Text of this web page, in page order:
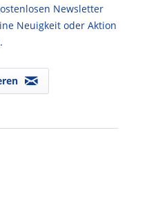
Newsletter
Neuigkeit oder Aktion